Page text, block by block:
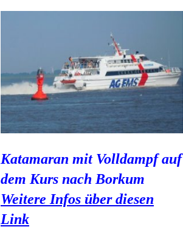
Katamaran mit Volldampf auf
dem Kurs nach Borkum
Weitere Infos über diesen
Link